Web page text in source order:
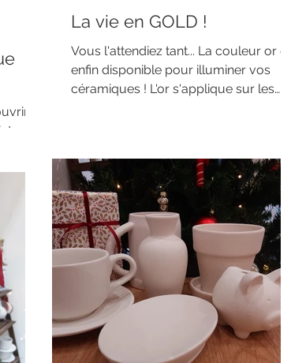
la
La vie en GOLD !
Vous l'attendiez tant... La couleur or est
enfin disponible pour illuminer vos
céramiques ! L'or s'applique sur les